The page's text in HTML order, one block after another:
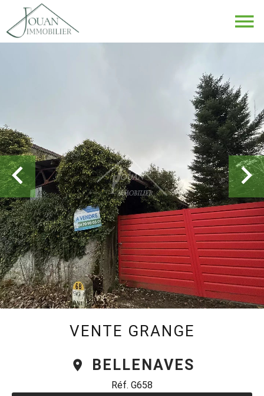
VENTE GRANGE
BELLENAVES
Réf. G658